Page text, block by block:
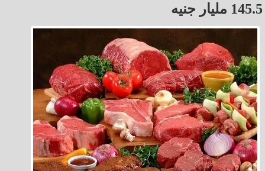
145.5 مليار جنيه